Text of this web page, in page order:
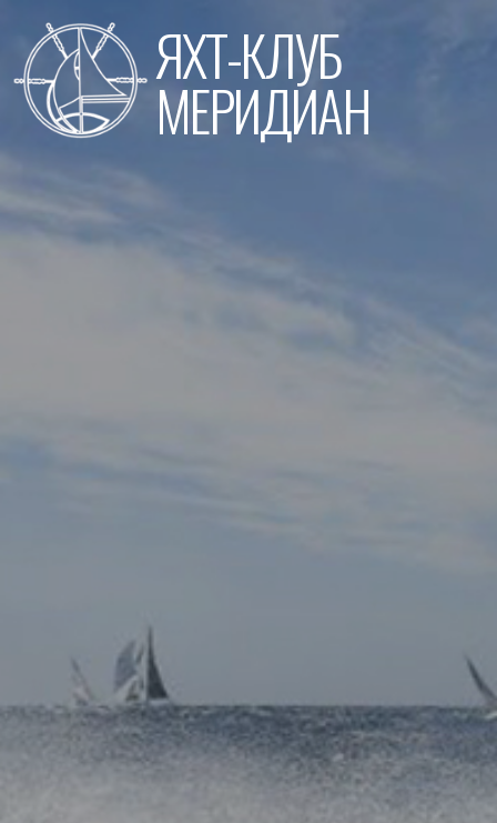
к
содержимому
ЯХТ-КЛУБ
МЕРИДИАН